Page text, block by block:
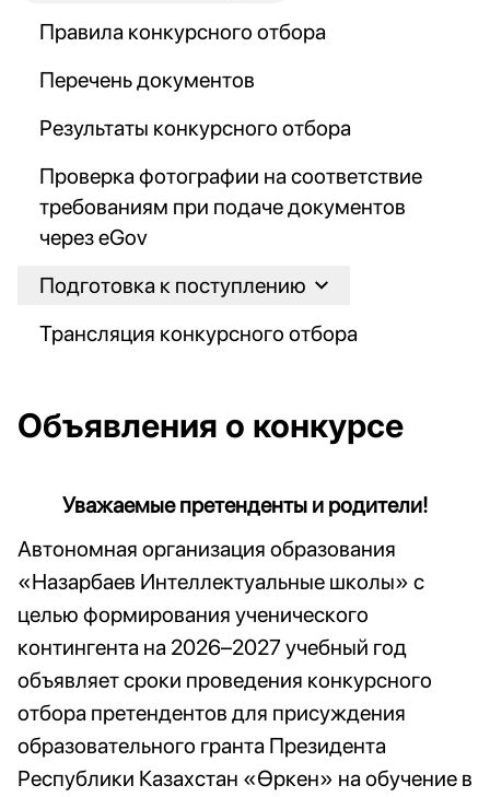
Правила конкурсного отбора
Перечень документов
Результаты конкурсного отбора
Проверка фотографии на соответствие
требованиям при подаче документов
через eGov
Подготовка к поступлению
Трансляция конкурсного отбора
Объявления о конкурсе
Уважаемые претенденты и родители!
Автономная организация образования
«Назарбаев Интеллектуальные школы» с
целью формирования ученического
контингента на 2026–2027 учебный год
объявляет сроки проведения конкурсного
отбора претендентов для присуждения
образовательного гранта Президента
Республики Казахстан «Өркен» на обучение в